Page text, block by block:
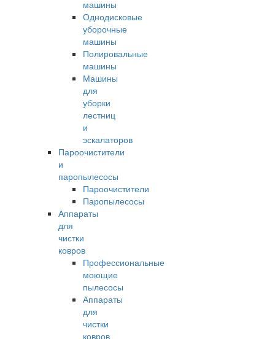
машины
Однодисковые
уборочные
машины
Полировальные
машины
Машины
для
уборки
лестниц
и
эскалаторов
Пароочистители
и
паропылесосы
Пароочистители
Паропылесосы
Аппараты
для
чистки
ковров
Профессиональные
моющие
пылесосы
Аппараты
для
чистки
ковров